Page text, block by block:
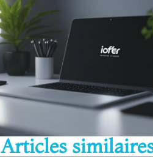
Articles